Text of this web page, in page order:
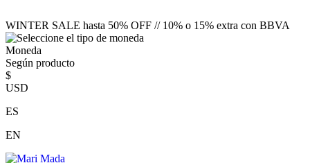
WINTER SALE hasta 50% OFF // 10% o 15% extra con BBVA
Moneda
Según producto
$
USD
ES
EN